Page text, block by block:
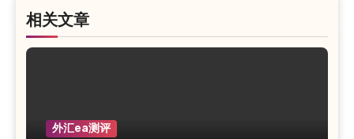
相关文章
外汇ea测评